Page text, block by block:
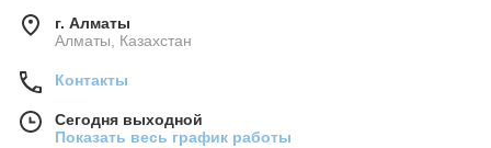
г. Алматы
Алматы, Казахстан
Контакты
Сегодня выходной
Показать весь график работы